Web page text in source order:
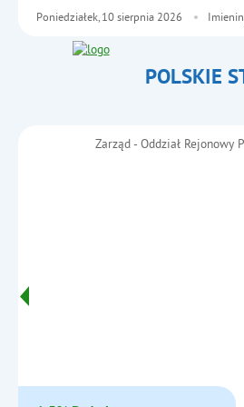
POLSKIE
Poniedziałek, 10 sierpnia 2026
Menu główneZarząd - Oddział Rejonowy